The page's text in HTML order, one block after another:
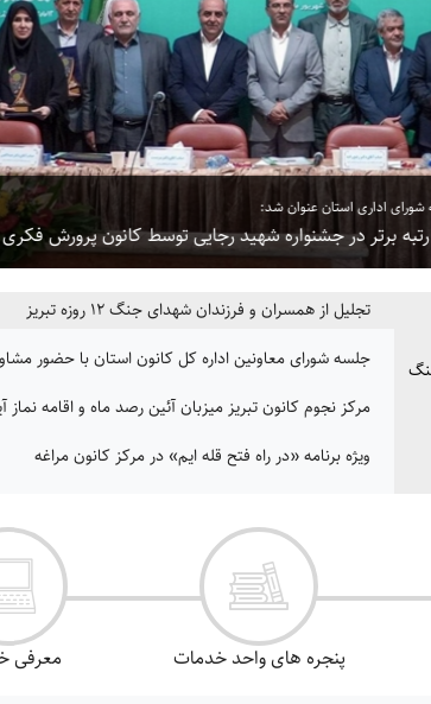
اداری استان عنوان شد:
برتر در جشنواره شهید رجایی توسط کانون پرورش فکری
تجلیل از همسران و فرزندان شهدای جنگ ۱۲ روزه تبریز
جلسه شورای معاونین اداره کل کانون استان با حضور
مرکز نجوم کانون تبریز میزبان آئین رصد ماه و اقامه
ویژه برنامه «در راه فتح قله ایم» در مرکز کانون مراغه
پنجره های واحد خدمات معرفی